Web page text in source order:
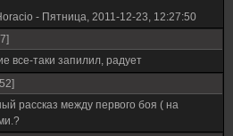
- Пятница, 2011-12-23, 12:27:50
все-таки запилил, радует
рассказ между первого боя ( на